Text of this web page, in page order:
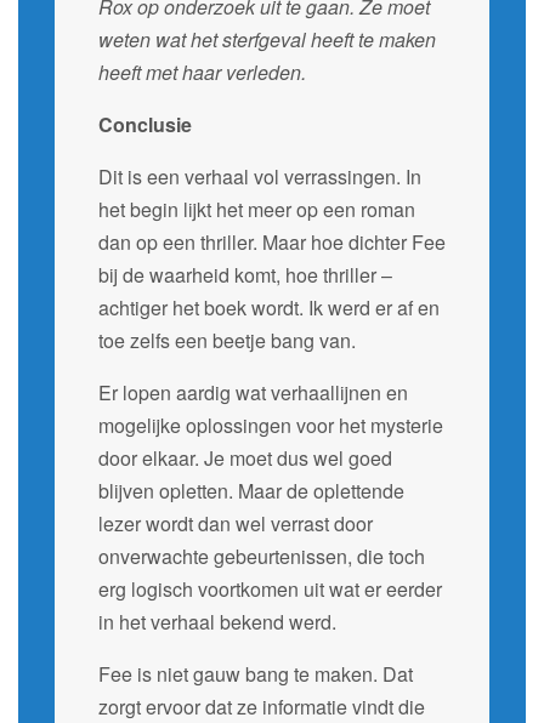
Rox op onderzoek uit te gaan. Ze moet
weten wat het sterfgeval heeft te maken
heeft met haar verleden.
Conclusie
Dit is een verhaal vol verrassingen. In
het begin lijkt het meer op een roman
dan op een thriller. Maar hoe dichter Fee
bij de waarheid komt, hoe thriller –
achtiger het boek wordt. Ik werd er af en
toe zelfs een beetje bang van.
Er lopen aardig wat verhaallijnen en
mogelijke oplossingen voor het mysterie
door elkaar. Je moet dus wel goed
blijven opletten. Maar de oplettende
lezer wordt dan wel verrast door
onverwachte gebeurtenissen, die toch
erg logisch voortkomen uit wat er eerder
in het verhaal bekend werd.
Fee is niet gauw bang te maken. Dat
zorgt ervoor dat ze informatie vindt die